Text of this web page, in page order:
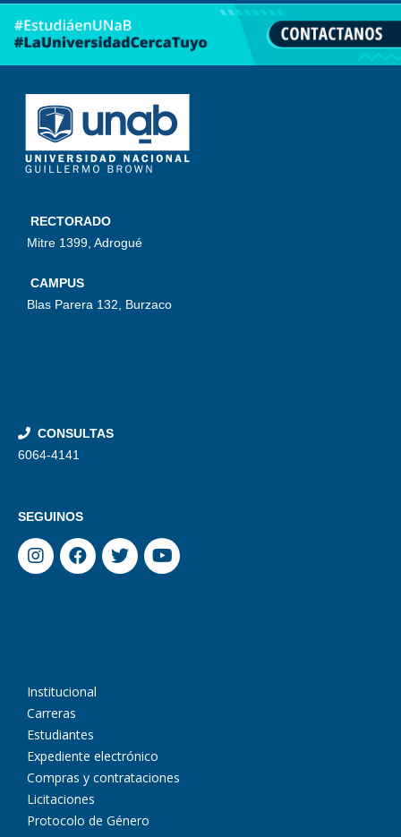
RECTORADO
Mitre 1399, Adrogué
CAMPUS
Blas Parera 132, Burzaco
CONSULTAS
6064-4141
SEGUINOS
Institucional
Carreras
Estudiantes
Expediente electrónico
Compras y contrataciones
Licitaciones
Protocolo de Género